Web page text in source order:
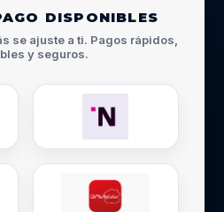
DISPONIBLES
se ajuste a ti. Pagos rápidos,
y seguros.